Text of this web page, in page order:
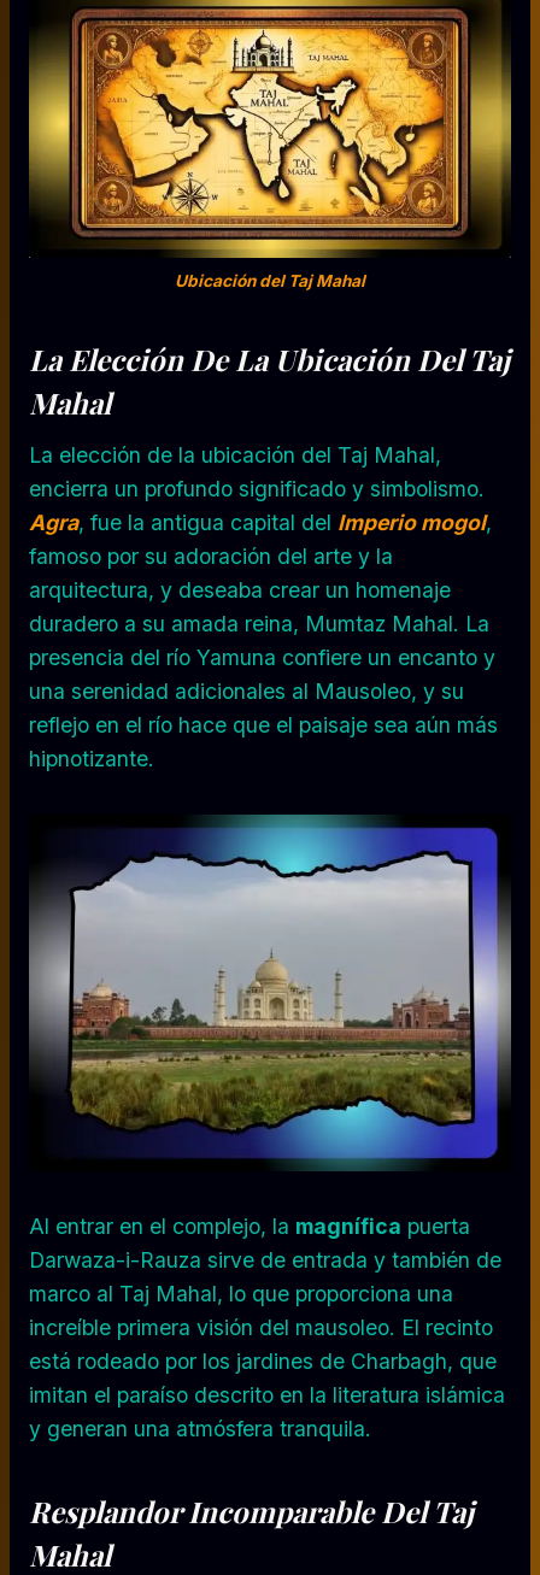
Ubicación del Taj Mahal
La Elección De La Ubicación Del Taj
Mahal
La elección de la ubicación del Taj Mahal,
encierra un profundo significado y simbolismo.
Agra, fue la antigua capital del Imperio mogol,
famoso por su adoración del arte y la
arquitectura, y deseaba crear un homenaje
duradero a su amada reina, Mumtaz Mahal. La
presencia del río Yamuna confiere un encanto y
una serenidad adicionales al Mausoleo, y su
reflejo en el río hace que el paisaje sea aún más
hipnotizante.
Al entrar en el complejo, la magnífica puerta
Darwaza-i-Rauza sirve de entrada y también de
marco al Taj Mahal, lo que proporciona una
increíble primera visión del mausoleo. El recinto
está rodeado por los jardines de Charbagh, que
imitan el paraíso descrito en la literatura islámica
y generan una atmósfera tranquila.
Resplandor Incomparable Del Taj
Mahal